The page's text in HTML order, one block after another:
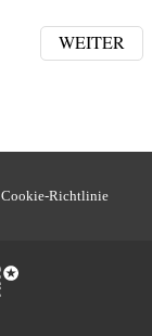
WEITER
Cookie-Richtlinie